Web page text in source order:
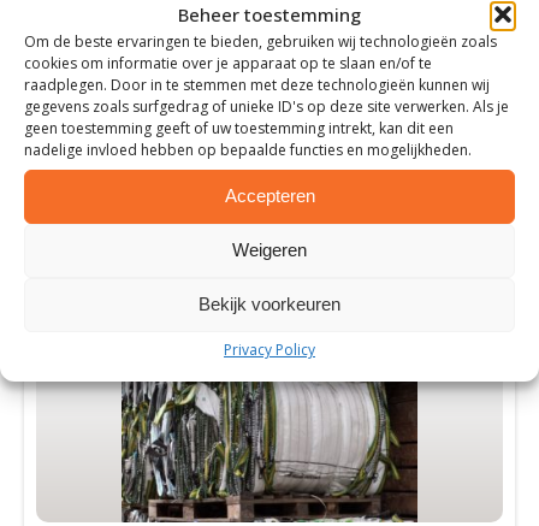
Beheer toestemming
Om de beste ervaringen te bieden, gebruiken wij technologieën zoals
cookies om informatie over je apparaat op te slaan en/of te
raadplegen. Door in te stemmen met deze technologieën kunnen wij
gegevens zoals surfgedrag of unieke ID's op deze site verwerken. Als je
geen toestemming geeft of uw toestemming intrekt, kan dit een
nadelige invloed hebben op bepaalde functies en mogelijkheden.
Accepteren
Weigeren
Bekijk voorkeuren
Privacy Policy
Food Grade Big Bag
Optimale hygiënische omstandigheden
Voedselwaren blijven langer vers
Groot draagvermogen
Meer informatie
worden
op
de
productpagina